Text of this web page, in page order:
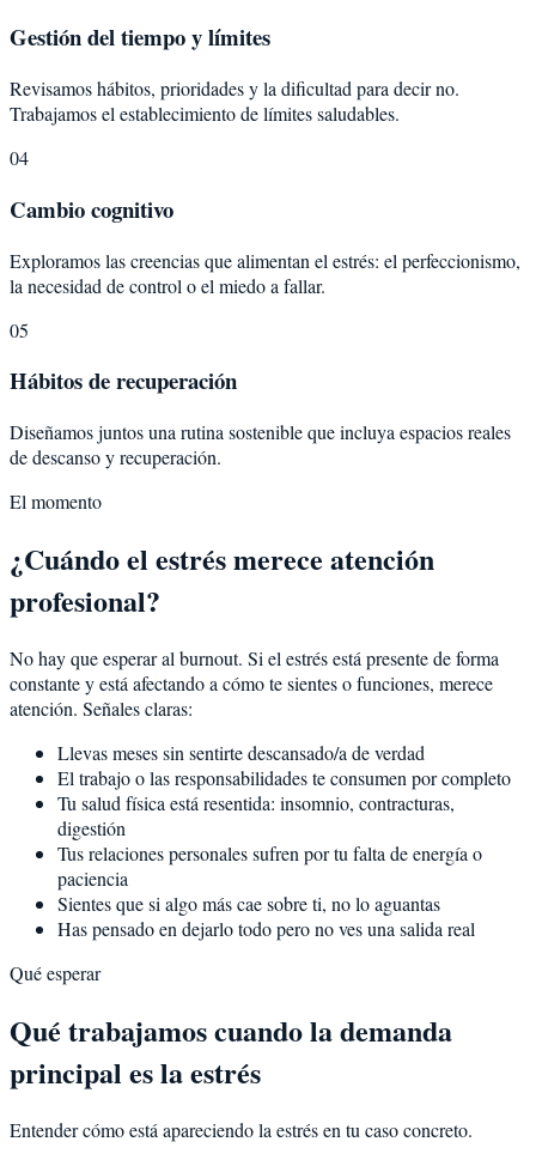
Gestión del tiempo y límites
Revisamos hábitos, prioridades y la dificultad para decir no.
Trabajamos el establecimiento de límites saludables.
04
Cambio cognitivo
Exploramos las creencias que alimentan el estrés: el perfeccionismo,
la necesidad de control o el miedo a fallar.
05
Hábitos de recuperación
Diseñamos juntos una rutina sostenible que incluya espacios reales
de descanso y recuperación.
El momento
¿Cuándo el estrés merece atención
profesional?
No hay que esperar al burnout. Si el estrés está presente de forma
constante y está afectando a cómo te sientes o funciones, merece
atención. Señales claras:
Llevas meses sin sentirte descansado/a de verdad
El trabajo o las responsabilidades te consumen por completo
Tu salud física está resentida: insomnio, contracturas,
digestión
Tus relaciones personales sufren por tu falta de energía o
paciencia
Sientes que si algo más cae sobre ti, no lo aguantas
Has pensado en dejarlo todo pero no ves una salida real
Qué esperar
Qué trabajamos cuando la demanda
principal es la estrés
Entender cómo está apareciendo la estrés en tu caso concreto.